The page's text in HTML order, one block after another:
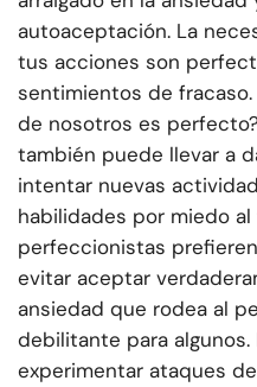
autoaceptación. La
tus acciones son
sentimientos de
de nosotros es
también puede llevar a
intentar nuevas
habilidades por miedo al
perfeccionistas
evitar aceptar
ansiedad que rodea al
debilitante para
experimentar ataques